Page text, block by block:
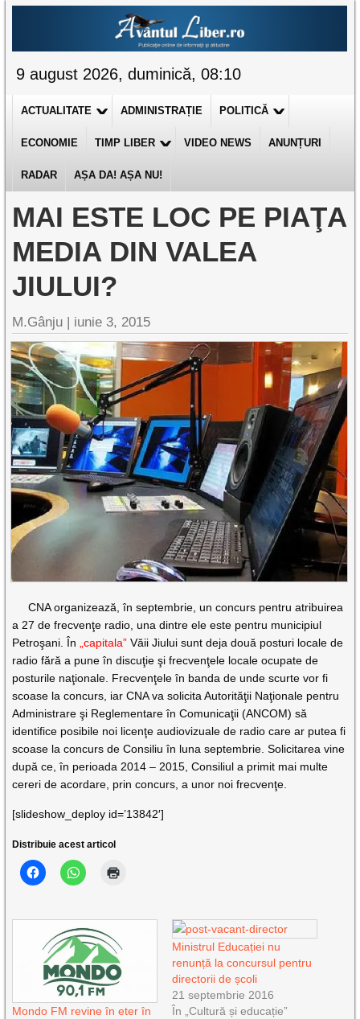
9 august 2026, duminică, 08:10
ACTUALITATE ADMINISTRAȚIE POLITICĂ
ECONOMIE TIMP LIBER VIDEO NEWS ANUNȚURI
RADAR AȘA DA! AȘA NU!
MAI ESTE LOC PE PIAŢA
MEDIA DIN VALEA
JIULUI?
M.Gânju | iunie 3, 2015
CNA organizează, în septembrie, un concurs pentru atribuirea
a 27 de frecvenţe radio, una dintre ele este pentru municipiul
Petroşani. În
„capitala” Văii Jiului sunt deja două posturi locale de
radio fără a pune în discuţie şi frecvenţele locale ocupate de
posturile naţionale. Frecvenţele în banda de unde scurte vor fi
scoase la concurs, iar CNA va solicita Autorităţii Naţionale pentru
Administrare şi Reglementare în Comunicaţii (ANCOM) să
identifice posibile noi licenţe audiovizuale de radio care ar putea fi
scoase la concurs de Consiliu în luna septembrie. Solicitarea vine
după ce, în perioada 2014 – 2015, Consiliul a primit mai multe
cereri de acordare, prin concurs, a unor noi frecvenţe.
[slideshow_deploy id=’13842′]
Distribuie acest articol
Mondo FM revine în eter în
Ministrul Educației nu
renunță la concursul pentru
directorii de școli
21 septembrie 2016
În „Cultură și educație”